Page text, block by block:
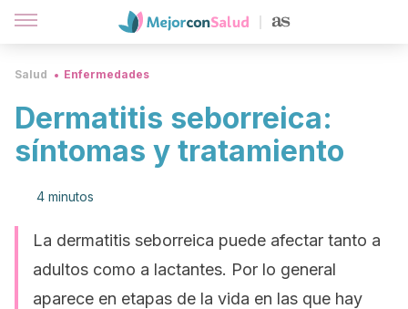
Salud Enfermedades
Dermatitis seborreica:
síntomas y tratamiento
4 minutos
La dermatitis seborreica puede afectar tanto a
adultos como a lactantes. Por lo general
aparece en etapas de la vida en las que hay